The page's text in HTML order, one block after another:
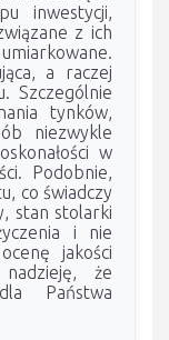
inwestycji,
z ich
a raczej
Szczególnie
tynków,
niezwykle
w
Podobnie,
co świadczy
stan stolarki
i nie
jakości
że
Państwa